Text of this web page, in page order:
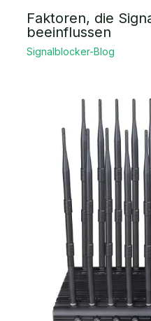
Faktoren, die
beeinflussen
Signalblocker-Blog